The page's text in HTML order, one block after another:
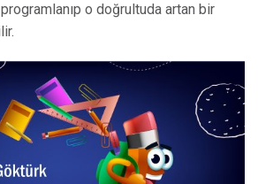
o doğrultuda artan bir